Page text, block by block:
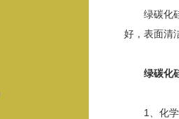
绿碳化硅
好，表面清
绿碳化硅
1、化学抛